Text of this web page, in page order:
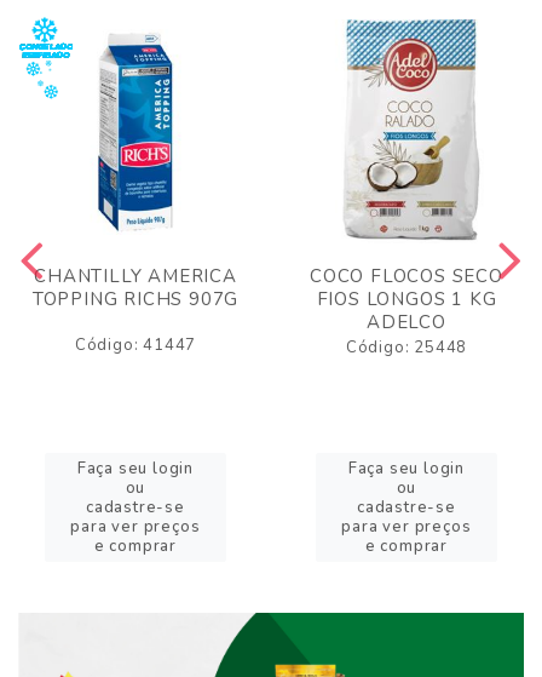
CHANTILLY AMERICA
TOPPING RICHS 907G
Código: 41447
Faça seu login
ou
cadastre-se
para ver preços
e comprar
COCO FLOCOS SECO
FIOS LONGOS 1 KG
ADELCO
Código: 25448
Faça seu login
ou
cadastre-se
para ver preços
e comprar